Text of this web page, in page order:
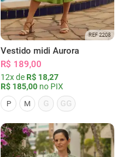
REF 2208
Vestido midi Aurora
R$ 189,00
12x de R$ 18,27
R$ 185,00 no PIX
P M G GG